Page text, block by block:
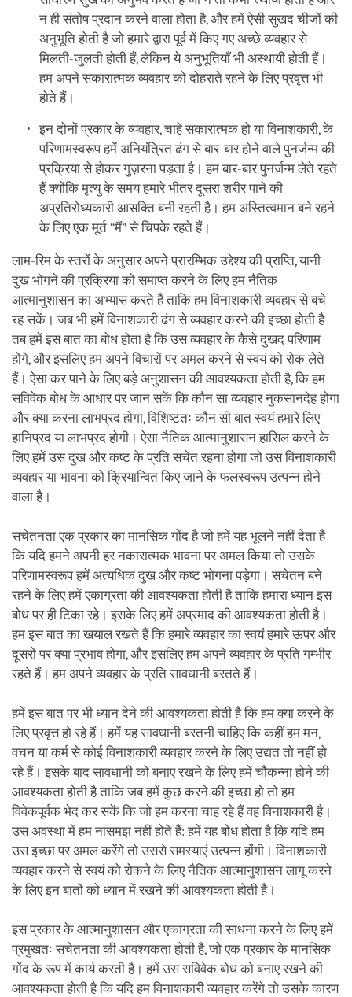
न ही संतोष प्रदान करने वाला होता है, और हमें ऐसी सुखद चीज़ों की
अनुभूति होती है जो हमारे द्वारा पूर्व में किए गए अच्छे व्यवहार से
मिलती-जुलती होती हैं, लेकिन ये अनुभूतियाँ भी अस्थायी होती हैं।
हम अपने सकारात्मक व्यवहार को दोहराते रहने के लिए प्रवृत्त भी
होते हैं।
इन दोनों प्रकार के व्यवहार, चाहे सकारात्मक हो या विनाशकारी, के
परिणामस्वरूप हमें अनियंत्रित ढंग से बार-बार होने वाले पुनर्जन्म की
प्रक्रिया से होकर गुज़रना पड़ता है। हम बार-बार पुनर्जन्म लेते रहते
हैं क्योंकि मृत्यु के समय हमारे भीतर दूसरा शरीर पाने की
अप्रतिरोध्यकारी आसक्ति बनी रहती है। हम अस्तित्वमान बने रहने
के लिए एक मूर्त “मैं” से चिपके रहते हैं।
लाम-रिम के स्तरों के अनुसार अपने प्रारम्भिक उद्देश्य की प्राप्ति, यानी
दुख भोगने की प्रक्रिया को समाप्त करने के लिए हम नैतिक
आत्मानुशासन का अभ्यास करते हैं ताकि हम विनाशकारी व्यवहार से बचे
रह सकें। जब भी हमें विनाशकारी ढंग से व्यवहार करने की इच्छा होती है
तब हमें इस बात का बोध होता है कि उस व्यवहार के कैसे दुखद परिणाम
होंगे, और इसलिए हम अपने विचारों पर अमल करने से स्वयं को रोक लेते
हैं। ऐसा कर पाने के लिए बड़े अनुशासन की आवश्यकता होती है, कि हम
सविवेक बोध के आधार पर जान सकें कि कौन सा व्यवहार नुकसानदेह होगा
और क्या करना लाभप्रद होगा, विशिष्टतः कौन सी बात स्वयं हमारे लिए
हानिप्रद या लाभप्रद होगी। ऐसा नैतिक आत्मानुशासन हासिल करने के
लिए हमें उस दुख और कष्ट के प्रति सचेत रहना होगा जो उस विनाशकारी
व्यवहार या भावना को क्रियान्वित किए जाने के फलस्वरूप उत्पन्न होने
वाला है।
सचेतनता एक प्रकार का मानसिक गोंद है जो हमें यह भूलने नहीं देता है
कि यदि हमने अपनी हर नकारात्मक भावना पर अमल किया तो उसके
परिणामस्वरूप हमें अत्यधिक दुख और कष्ट भोगना पड़ेगा। सचेतन बने
रहने के लिए हमें एकाग्रता की आवश्यकता होती है ताकि हमारा ध्यान इस
बोध पर ही टिका रहे। इसके लिए हमें अप्रमाद की आवश्यकता होती है।
हम इस बात का खयाल रखते हैं कि हमारे व्यवहार का स्वयं हमारे ऊपर और
दूसरों पर क्या प्रभाव होगा, और इसलिए हम अपने व्यवहार के प्रति गम्भीर
रहते हैं। हम अपने व्यवहार के प्रति सावधानी बरतते हैं।
हमें इस बात पर भी ध्यान देने की आवश्यकता होती है कि हम क्या करने के
लिए प्रवृत्त हो रहे हैं। हमें यह सावधानी बरतनी चाहिए कि कहीं हम मन,
वचन या कर्म से कोई विनाशकारी व्यवहार करने के लिए उद्यत तो नहीं हो
रहे हैं। इसके बाद सावधानी को बनाए रखने के लिए हमें चौकन्ना होने की
आवश्यकता होती है ताकि जब हमें कुछ करने की इच्छा हो तो हम
विवेकपूर्वक भेद कर सकें कि जो हम करना चाह रहे हैं वह विनाशकारी है।
उस अवस्था में हम नासमझ नहीं होते हैं: हमें यह बोध होता है कि यदि हम
उस इच्छा पर अमल करेंगे तो उससे समस्याएं उत्पन्न होंगी। विनाशकारी
व्यवहार करने से स्वयं को रोकने के लिए नैतिक आत्मानुशासन लागू करने
के लिए इन बातों को ध्यान में रखने की आवश्यकता होती है।
इस प्रकार के आत्मानुशासन और एकाग्रता की साधना करने के लिए हमें
प्रमुखतः सचेतनता की आवश्यकता होती है, जो एक प्रकार के मानसिक
गोंद के रूप में कार्य करती है। हमें उस सविवेक बोध को बनाए रखने की
आवश्यकता होती है कि यदि हम विनाशकारी व्यवहार करेंगे तो उसके कारण